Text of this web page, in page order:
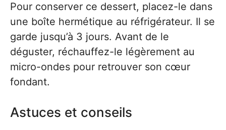
Pour conserver ce dessert, placez-le dans
une boîte hermétique au réfrigérateur. Il se
garde jusqu’à 3 jours. Avant de le
déguster, réchauffez-le légèrement au
micro-ondes pour retrouver son cœur
fondant.
Astuces et conseils